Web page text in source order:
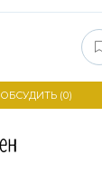
ОБСУДИТЬ (0)